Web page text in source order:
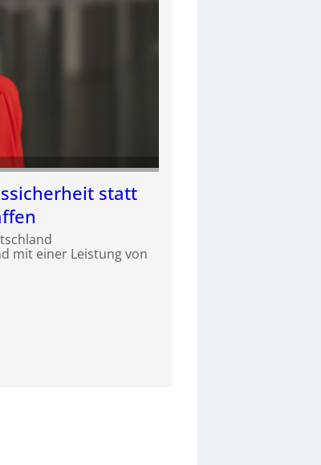
statt
mit einer Leistung von